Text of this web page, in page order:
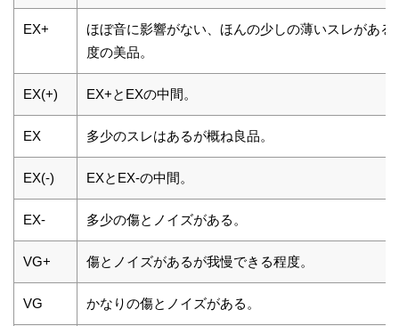
EX+
ほぼ音に影響がない、ほんの少しの薄いスレがある
度の美品。
EX(+) EX+とEXの中間。
EX 多少のスレはあるが概ね良品。
EX(-) EXとEX-の中間。
EX- 多少の傷とノイズがある。
VG+ 傷とノイズがあるが我慢できる程度。
VG かなりの傷とノイズがある。